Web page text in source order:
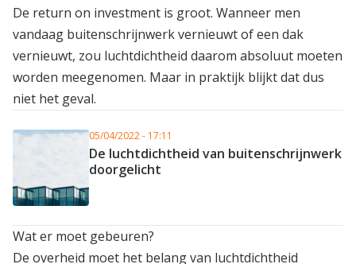
De return on investment is groot. Wanneer men
vandaag buitenschrijnwerk vernieuwt of een dak
vernieuwt, zou luchtdichtheid daarom absoluut moeten
worden meegenomen. Maar in praktijk blijkt dat dus
niet het geval.
05/04/2022 - 17:11
De luchtdichtheid van buitenschrijnwerk
doorgelicht
Wat er moet gebeuren?
De overheid moet het belang van luchtdichtheid